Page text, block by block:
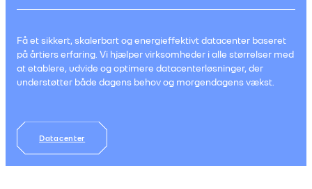
Få et sikkert, skalerbart og energieffektivt datacenter baseret
på årtiers erfaring. Vi hjælper virksomheder i alle størrelser med
at etablere, udvide og optimere datacenterløsninger, der
understøtter både dagens behov og morgendagens vækst.
Datacenter